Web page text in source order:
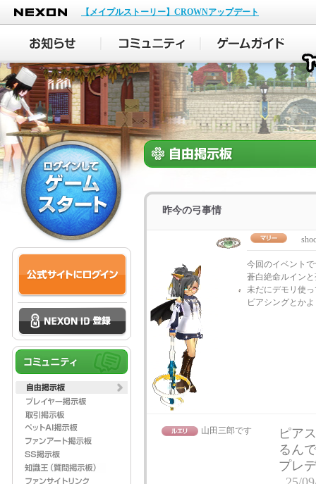
NEXON
【メイプルストーリー】CROWNアップデート
昨今の弓事情
今回のイベント
蒼白絶命ルイン
未だにデモリ使
ピアシングとか
山田三郎です
ピア
るん
プレ